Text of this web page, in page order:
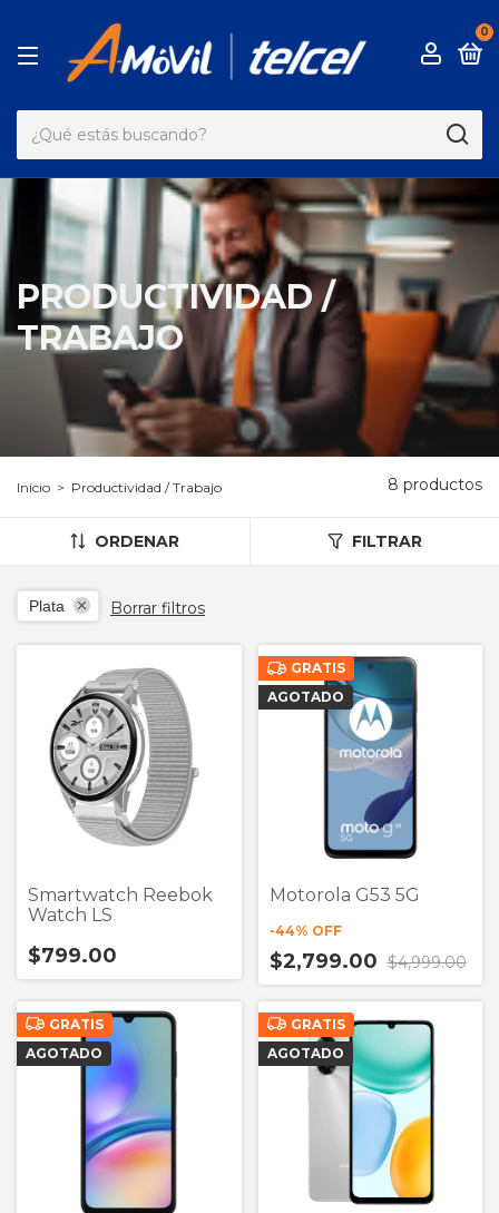
0
PRODUCTIVIDAD /
TRABAJO
Inicio > Productividad / Trabajo 8 productos
ORDENAR FILTRAR
Plata Borrar filtros
Smartwatch Reebok
Watch LS
$799.00
GRATIS
AGOTADO
Motorola G53 5G
-44% OFF
$2,799.00 $4,999.00
GRATIS
AGOTADO
GRATIS
AGOTADO